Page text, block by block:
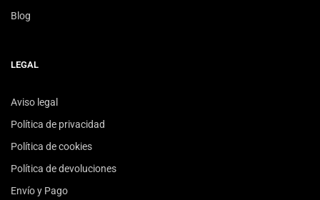
Blog
LEGAL
Aviso legal
Política de privacidad
Política de cookies
Política de devoluciones
Envío y Pago